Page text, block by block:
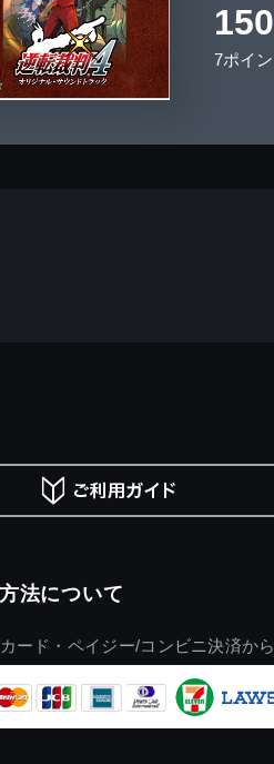
7ポイ
法について
ード・ペイジー/コンビニ決済か